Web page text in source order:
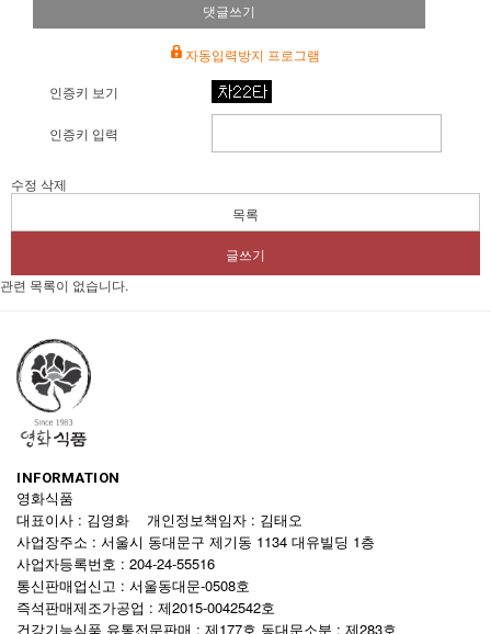
댓글쓰기
자동입력방지 프로그램
인증키 보기
인증키 입력
수정 삭제
목록
글쓰기
관련 목록이 없습니다.
INFORMATION
영화식품
대표이사 : 김영화 개인정보책임자 : 김태오
사업장주소 : 서울시 동대문구 제기동 1134 대유빌딩 1층
사업자등록번호 : 204-24-55516
통신판매업신고 : 서울동대문-0508호
즉석판매제조가공업 : 제2015-0042542호
건강기능식품 유통전문판매 : 제177호 동대문소분 : 제283호